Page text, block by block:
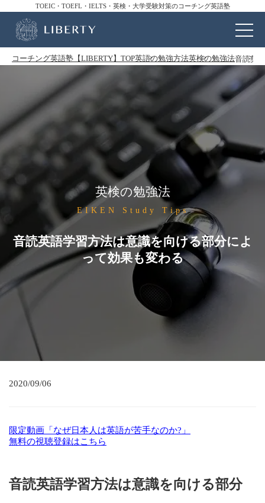
TOEIC・TOEFL・IELTS・英検・大学受験対策のコーチング英語塾
コーチング英語塾【LIBERTY】TOP英語の勉強方法英検の勉強法音読英
英検の勉強法
EIKEN Study Tips
音読英語学習方法は意識を向ける部分によ
って効果も変わる
2020/09/06
限定動画「なぜ日本人は英語が苦手なのか?」
無料の視聴登録はこちら
音読英語学習方法は意識を向ける部分